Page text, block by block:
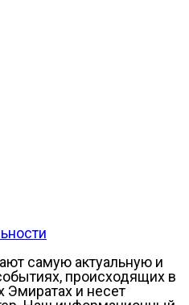
самую актуальную и
происходящих в
и несет